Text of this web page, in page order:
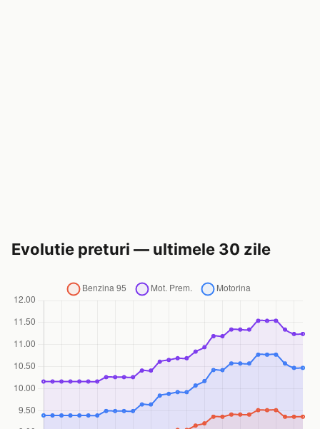
Evolutie preturi — ultimele 30 zile